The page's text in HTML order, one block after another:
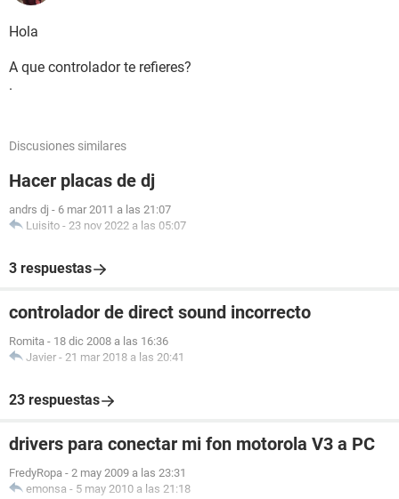
Hola
A que controlador te refieres?
.
Discusiones similares
Hacer placas de dj
andrs dj - 6 mar 2011 a las 21:07
Luisito - 23 nov 2022 a las 05:07
3 respuestas
controlador de direct sound incorrecto
Romita - 18 dic 2008 a las 16:36
Javier - 21 mar 2018 a las 20:41
23 respuestas
drivers para conectar mi fon motorola V3 a PC
FredyRopa - 2 may 2009 a las 23:31
emonsa - 5 may 2010 a las 21:18